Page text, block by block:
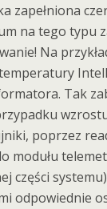
zapełniona
na tego typu
Na
Tak
poprzez
modułu
części
odpowiednie